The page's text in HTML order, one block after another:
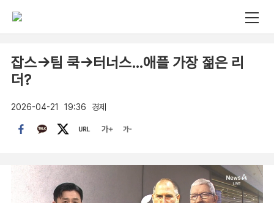
잡스→팀 쿡→터너스…애플 가장 젊은 리
더?
2026-04-21 19:36 경제